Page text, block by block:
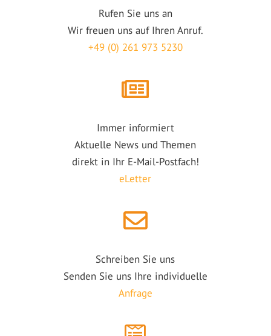
Rufen Sie uns an
Wir freuen uns auf Ihren Anruf.
+49 (0) 261 973 5230
Immer informiert
Aktuelle News und Themen
direkt in Ihr E-Mail-Postfach!
eLetter
Schreiben Sie uns
Senden Sie uns Ihre individuelle
Anfrage